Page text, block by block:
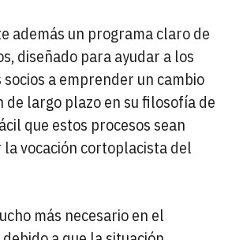
además un programa claro de
diseñado para ayudar a los
socios a emprender un cambio
de largo plazo en su filosofía de
que estos procesos sean
vocación cortoplacista del
más necesario en el